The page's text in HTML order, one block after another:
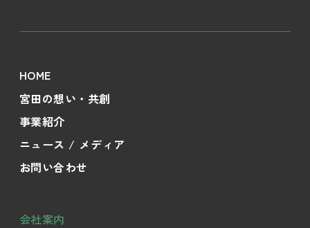
HOME
宮田の想い・共創
事業紹介
ニュース / メディア
お問い合わせ
会社案内